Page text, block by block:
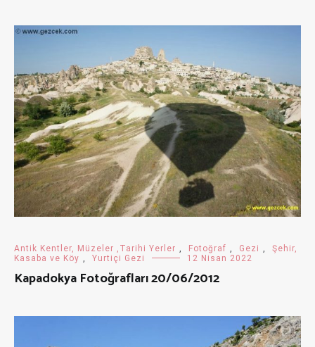
Antik Kentler, Müzeler ,Tarihi Yerler Fotoğraf Gezi
Şehir,
Kasaba ve Köy
Yurtiçi Gezi 12 Nisan 2022
Kapadokya Fotoğrafları 20/06/2012